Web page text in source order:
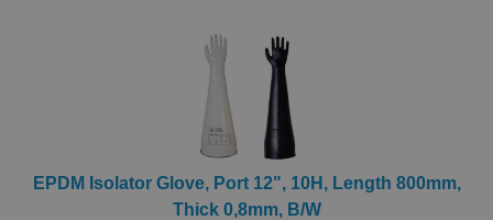
EPDM Isolator Glove, Port 12", 10H, Length 800mm,
Thick 0,8mm, B/W